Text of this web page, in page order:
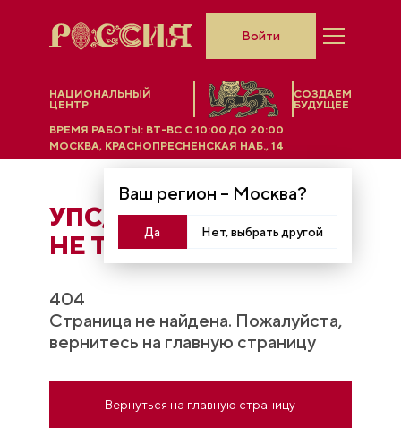
НАЦИОНАЛЬНЫЙ
ЦЕНТР
СОЗДАЕМ
БУДУЩЕЕ
Ваш регион – Москва?
Да Нет, выбрать другой
ВРЕМЯ РАБОТЫ: ВТ-ВС C 10:00 ДО 20:00
МОСКВА, КРАСНОПРЕСНЕНСКАЯ НАБ., 14
Войти
УПС, ЧТO-ТО ПОШЛО
НЕ ТАК...
404
Страница не найдена. Пожалуйста,
вернитесь на главную страницу
Вернуться на главную страницу